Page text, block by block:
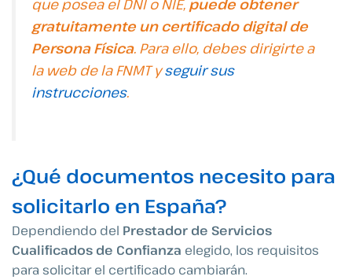
que posea el DNI o NIE, puede obtener
gratuitamente un certificado digital de
Persona Física. Para ello, debes dirigirte a
la web de la FNMT yseguir sus
instrucciones.
¿Qué documentos necesito para
solicitarlo en España?
Dependiendo del Prestador de Servicios
Cualificados de Confianza elegido, los requisitos
para solicitar el certificado cambiarán.